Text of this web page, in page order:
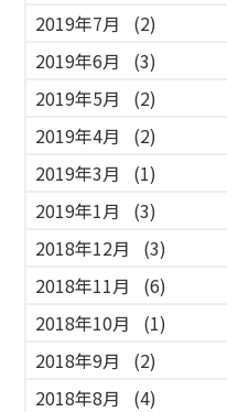
2019年7月
(2)
2019年6月
(3)
2019年5月
(2)
2019年4月
(2)
2019年3月
(1)
2019年1月
(3)
2018年12月
(3)
2018年11月
(6)
2018年10月
(1)
2018年9月
(2)
2018年8月
(4)